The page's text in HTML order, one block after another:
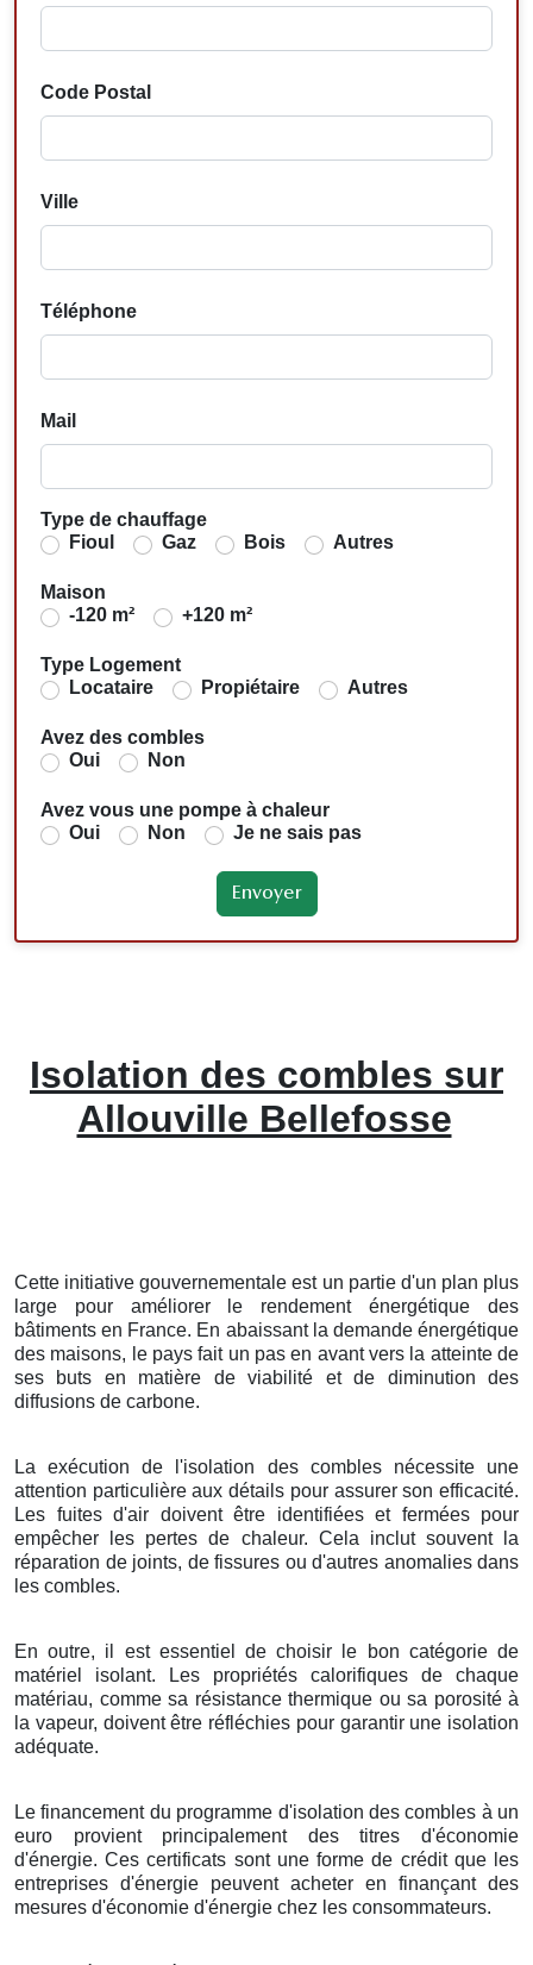
Code Postal
Ville
Téléphone
Mail
Type de chauffage
Fioul
Gaz Bois Autres
Maison
-120 m²
+120 m²
Type Logement
Locataire
Propiétaire Autres
Avez des combles
Oui
Non
Avez vous une pompe à chaleur
Oui
Non Je ne sais pas
Isolation des combles sur
Allouville Bellefosse
Cette initiative gouvernementale est un partie d'un plan plus
large pour améliorer le rendement énergétique des
bâtiments en France. En abaissant la demande énergétique
des maisons, le pays fait un pas en avant vers la atteinte de
ses buts en matière de viabilité et de diminution des
diffusions de carbone.
La exécution de l'isolation des combles nécessite une
attention particulière aux détails pour assurer son efficacité.
Les fuites d'air doivent être identifiées et fermées pour
empêcher les pertes de chaleur. Cela inclut souvent la
réparation de joints, de fissures ou d'autres anomalies dans
les combles.
En outre, il est essentiel de choisir le bon catégorie de
matériel isolant. Les propriétés calorifiques de chaque
matériau, comme sa résistance thermique ou sa porosité à
la vapeur, doivent être réfléchies pour garantir une isolation
adéquate.
Le financement du programme d'isolation des combles à un
euro provient principalement des titres d'économie
d'énergie. Ces certificats sont une forme de crédit que les
entreprises d'énergie peuvent acheter en finançant des
mesures d'économie d'énergie chez les consommateurs.